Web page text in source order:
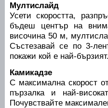
Мултислайд
Усети скоростта,
бъдеш център на
височина 50 м,
Състезавай се по 3-
покажи кой е най-бързият.
Камикадзе
С максимална скорост
пързалка и най-
Почувствайте